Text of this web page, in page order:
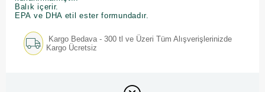
Balık içerir.
EPA ve DHA etil ester formundadır.
Kargo Bedava - 300 tl ve Üzeri Tüm Alışverişlerinizde
Kargo Ücretsiz